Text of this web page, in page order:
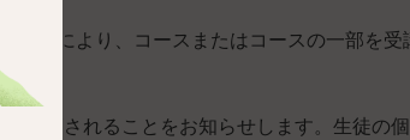
事情により、コースまたはコースの一部を受
保管されることをお知らせします。生徒の